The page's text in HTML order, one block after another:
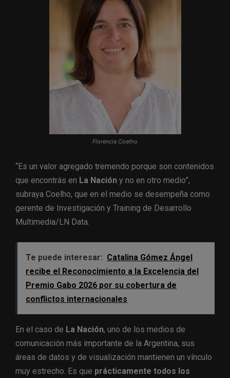
Florencia Coelho
“Es un valor agregado tremendo porque son contenidos
que encontrás en La Nación y no en otro medio”,
subraya Coelho, que en el medio se desempeña como
gerente de Investigación y Training de Desarrollo
Multimedia/LN Data.
Te puede interesar: Catalina Gómez Ángel
recibe el Reconocimiento a la Excelencia del
Premio Gabo 2026 por su cobertura de
conflictos internacionales
En el caso de La Nación, uno de los medios de
comunicación más importante de la Argentina, sus
áreas de datos y de visualización mantienen un vínculo
muy estrecho. Es que prácticamente todos los